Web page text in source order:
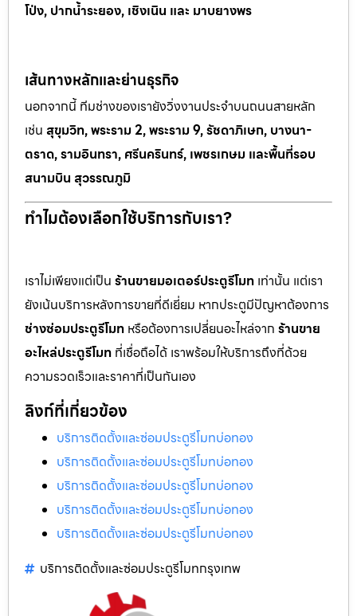
โป่ง, ปากน้ำระยอง, เชิงเนิน และ มาบยางพร
เส้นทางหลักและย่านธุรกิจ
นอกจากนี้ ทีมช่างของเรายังวิ่งงานประจำบนถนนสายหลัก
เช่น สุขุมวิท, พระราม 2, พระราม 9, รัชดาภิเษก, บางนา-
ตราด, รามอินทรา, ศรีนครินทร์, เพชรเกษม และพื้นที่รอบ
สนามบิน สุวรรณภูมิ
ทำไมต้องเลือกใช้บริการกับเรา?
เราไม่เพียงแต่เป็น ร้านขายมอเตอร์ประตูรีโมท เท่านั้น แต่เรา
ยังเน้นบริการหลังการขายที่ดีเยี่ยม หากประตูมีปัญหาต้องการ
ช่างซ่อมประตูรีโมท หรือต้องการเปลี่ยนอะไหล่จาก ร้านขาย
อะไหล่ประตูรีโมท ที่เชื่อถือได้ เราพร้อมให้บริการถึงที่ด้วย
ความรวดเร็วและราคาที่เป็นกันเอง
ลิงก์ที่เกี่ยวข้อง
บริการติดตั้งและซ่อมประตูรีโมทบ่อทอง
บริการติดตั้งและซ่อมประตูรีโมทบ่อทอง
บริการติดตั้งและซ่อมประตูรีโมทบ่อทอง
บริการติดตั้งและซ่อมประตูรีโมทบ่อทอง
บริการติดตั้งและซ่อมประตูรีโมทบ่อทอง
บริการติดตั้งและซ่อมประตูรีโมทกรุงเทพ